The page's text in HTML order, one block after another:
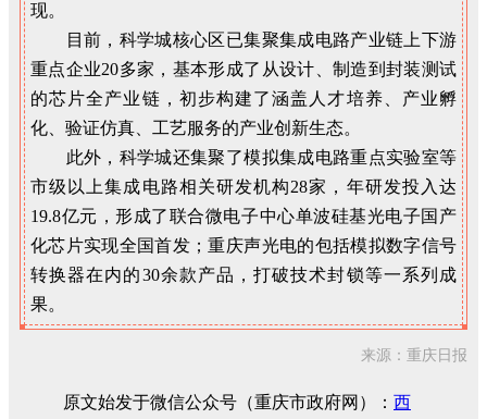
现。
目前，科学城核心区已集聚集成电路产业链上下游
重点企业20多家，基本形成了从设计、制造到封装测试
的芯片全产业链，初步构建了涵盖人才培养、产业孵
化、验证仿真、工艺服务的产业创新生态。
此外，科学城还集聚了模拟集成电路重点实验室等
市级以上集成电路相关研发机构28家，年研发投入达
19.8亿元，形成了联合微电子中心单波硅基光电子国产
化芯片实现全国首发；重庆声光电的包括模拟数字信号
转换器在内的30余款产品，打破技术封锁等一系列成
果。
来源：重庆日报
原文始发于微信公众号（重庆市政府网）： 西